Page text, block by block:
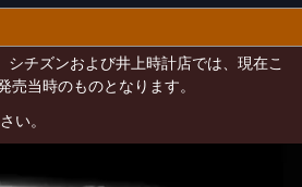
チズンおよび井上時計店では、現在こ
当時のものとなります。
い。